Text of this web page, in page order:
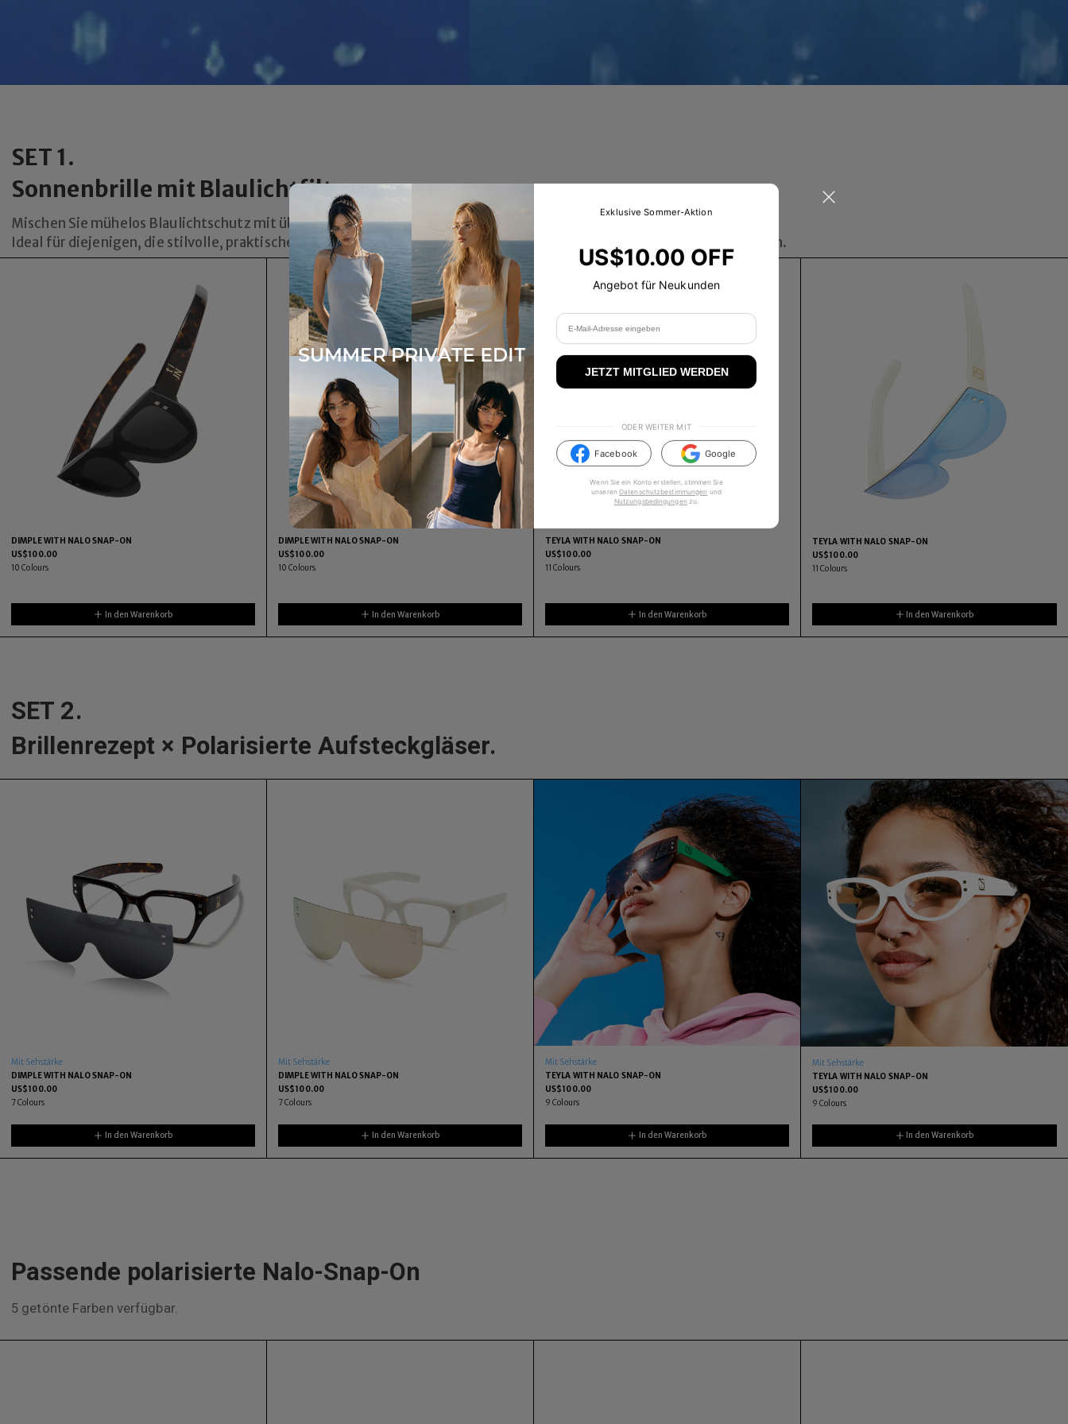
SET 1.
Sonnenbrille mit Blaulichtfilter
Mischen Sie mühelos Blaulichtschutz mit überlegener Sonnenabschirmung.
Ideal für diejenigen, die stilvolle, praktische Brillen suchen, die sowohl als Blaulichtbrille als auch als Sonnenbrille dienen.
DIMPLE WITH NALO SNAP-ON
US$100.00
10 Colours
In den Warenkorb
DIMPLE WITH NALO SNAP-ON
US$100.00
10 Colours
In den Warenkorb
TEYLA WITH NALO SNAP-ON
US$100.00
11 Colours
In den Warenkorb
TEYLA WITH NALO SNAP-ON
US$100.00
11 Colours
In den Warenkorb
SET 2.
Brillenrezept × Polarisierte Aufsteckgläser.
Mit Sehstärke
DIMPLE WITH NALO SNAP-ON
US$100.00
7Colours
In den Warenkorb
Mit Sehstärke
DIMPLE WITH NALO SNAP-ON
US$100.00
7Colours
In den Warenkorb
Mit Sehstärke
TEYLA WITH NALO SNAP-ON
US$100.00
9 Colours
In den Warenkorb
Mit Sehstärke
TEYLA WITH NALO SNAP-ON
US$100.00
9 Colours
In den Warenkorb
Passende polarisierte Nalo-Snap-On
5 getönte Farben verfügbar.
Exklusive Sommer-Aktion
US$10.00 OFF
Angebot für Neukunden
JETZT MITGLIED WERDEN
ODER WEITER MIT
Facebook Google
Wenn Sie ein Konto erstellen, stimmen Sie
unseren Datenschutzbestimmungen und
Nutzungsbedingungen zu .